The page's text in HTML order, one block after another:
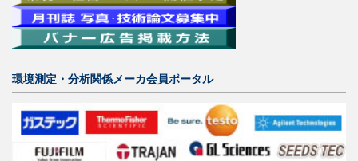
環境測定・分析関係メーカ会員ポータル